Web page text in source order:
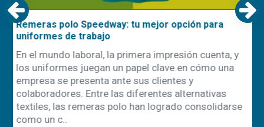
Remeras polo Speedway: tu mejor opción para
uniformes de trabajo
En el mundo laboral, la primera impresión cuenta, y
los uniformes juegan un papel clave en cómo una
empresa se presenta ante sus clientes y
colaboradores. Entre las diferentes alternativas
textiles, las remeras polo han logrado consolidarse
como un c..